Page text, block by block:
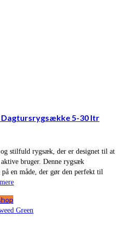
Dagtursrygsække 5-30 ltr
stilfuld rygsæk, der er designet til at
bruger. Denne rygsæk
en måde, der gør den perfekt til